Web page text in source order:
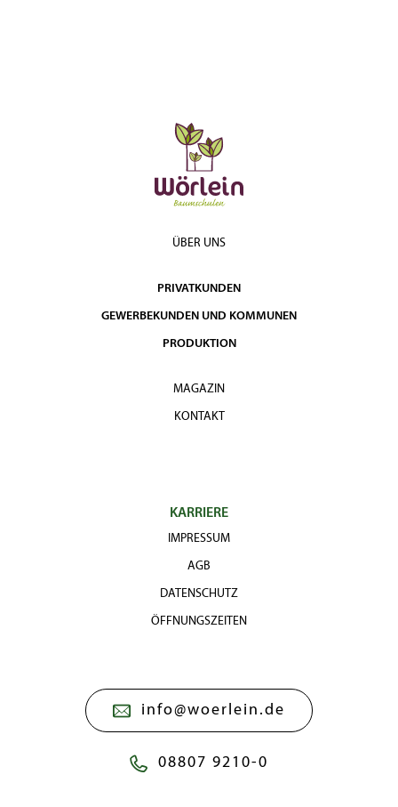
ÜBER UNS
PRIVATKUNDEN
GEWERBEKUNDEN UND KOMMUNEN
PRODUKTION
MAGAZIN
KONTAKT
KARRIERE
IMPRESSUM
AGB
DATENSCHUTZ
ÖFFNUNGSZEITEN
info@woerlein.de
08807 9210-0